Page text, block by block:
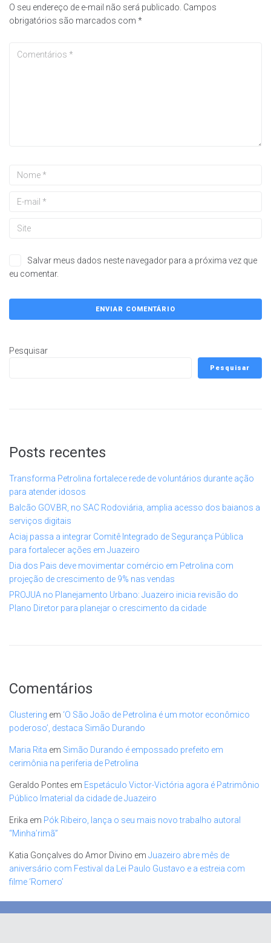
O seu endereço de e-mail não será publicado. Campos
obrigatórios são marcados com *
Salvar meus dados neste navegador para a próxima vez que
eu comentar.
Pesquisar
Pesquisar
Posts recentes
Transforma Petrolina fortalece rede de voluntários durante ação
para atender idosos
Balcão GOV.BR, no SAC Rodoviária, amplia acesso dos baianos a
serviços digitais
Aciaj passa a integrar Comitê Integrado de Segurança Pública
para fortalecer ações em Juazeiro
Dia dos Pais deve movimentar comércio em Petrolina com
projeção de crescimento de 9% nas vendas
PROJUA no Planejamento Urbano: Juazeiro inicia revisão do
Plano Diretor para planejar o crescimento da cidade
Comentários
Clustering em ‘O São João de Petrolina é um motor econômico
poderoso’, destaca Simão Durando
Maria Rita em Simão Durando é empossado prefeito em
cerimônia na periferia de Petrolina
Geraldo Pontes em Espetáculo Victor-Victória agora é Patrimônio
Público Imaterial da cidade de Juazeiro
Erika em Pók Ribeiro, lança o seu mais novo trabalho autoral
“Minha’rimã”
Katia Gonçalves do Amor Divino em Juazeiro abre mês de
aniversário com Festival da Lei Paulo Gustavo e a estreia com
filme ‘Romero’